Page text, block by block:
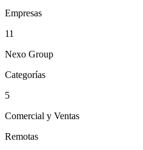
Empresas
11
Nexo Group
Categorías
5
Comercial y Ventas
Remotas